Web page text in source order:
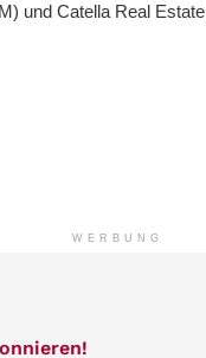
und Catella Real
WERBUNG